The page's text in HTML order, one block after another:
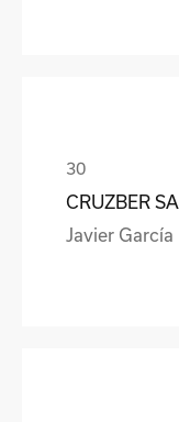
CRUZBER SA
Javier García